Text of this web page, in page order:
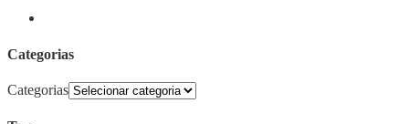
Categorias
Categorias